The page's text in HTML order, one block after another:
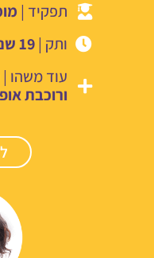
תפקיד |
ותק |19 שנים
עוד משהו |
ורוכבת